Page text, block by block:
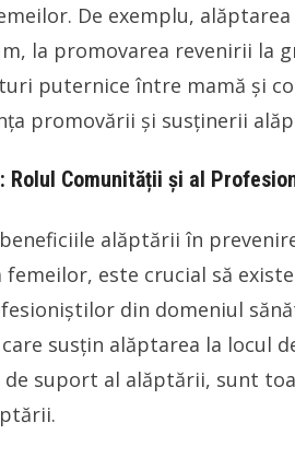
De exemplu,
la promovarea revenirii la
puternice între mamă și
promovării și susținerii
Rolul Comunității și al
alăptării în
femeilor, este crucial să
din domeniul
susțin alăptarea la locul
de suport al alăptării, sunt